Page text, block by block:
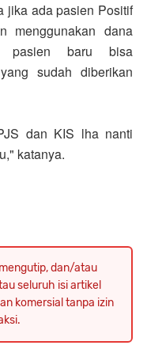
jika ada pasien Positif
menggunakan dana
pasien baru bisa
sudah diberikan
dan KIS lha nanti
katanya.
dan/atau
seluruh isi artikel
komersial tanpa izin